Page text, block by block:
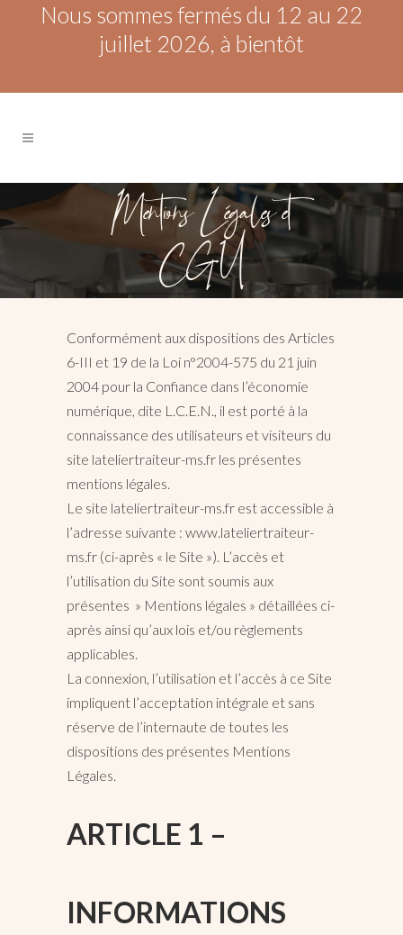
Nous sommes fermés du 12 au 22
juillet 2026, à bientôt
Mentions Légales et
CGU
Conformément aux dispositions des Articles
6-III et 19 de la Loi n°2004-575 du 21 juin
2004 pour la Confiance dans l’économie
numérique, dite L.C.E.N., il est porté à la
connaissance des utilisateurs et visiteurs du
site lateliertraiteur-ms.fr les présentes
mentions légales.
Le site lateliertraiteur-ms.fr est accessible à
l’adresse suivante : www.lateliertraiteur-
ms.fr (ci-après « le Site »). L’accès et
l’utilisation du Site sont soumis aux
présentes » Mentions légales » détaillées ci-
après ainsi qu’aux lois et/ou règlements
applicables.
La connexion, l’utilisation et l’accès à ce Site
impliquent l’acceptation intégrale et sans
réserve de l’internaute de toutes les
dispositions des présentes Mentions
Légales.
ARTICLE 1 –
INFORMATIONS